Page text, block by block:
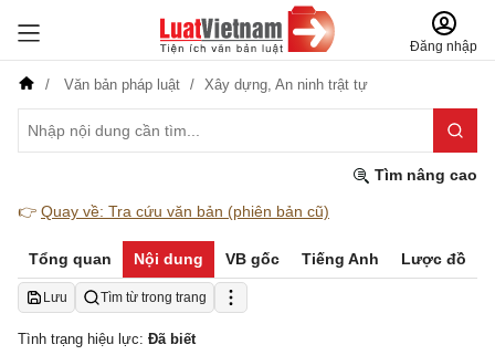
Đăng nhập
Văn bản pháp luật Xây dựng, An ninh trật tự
Tìm nâng cao
👉 Quay về: Tra cứu văn bản (phiên bản cũ)
Tổng quan Nội dung VB gốc Tiếng Anh Lược đồ
Lưu Tìm từ trong trang
Tình trạng hiệu lực: Đã biết